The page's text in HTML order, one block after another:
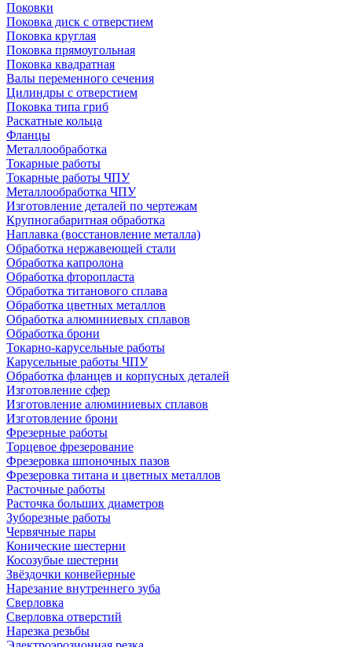
Поковки
Поковка диск с отверстием
Поковка круглая
Поковка прямоугольная
Поковка квадратная
Валы переменного сечения
Цилиндры с отверстием
Поковка типа гриб
Раскатные кольца
Фланцы
Металлообработка
Токарные работы
Токарные работы ЧПУ
Металлообработка ЧПУ
Изготовление деталей по чертежам
Крупногабаритная обработка
Наплавка (восстановление металла)
Обработка нержавеющей стали
Обработка капролона
Обработка фторопласта
Обработка титанового сплава
Обработка цветных металлов
Обработка алюминиевых сплавов
Обработка брони
Токарно-карусельные работы
Карусельные работы ЧПУ
Обработка фланцев и корпусных деталей
Изготовление сфер
Изготовление алюминиевых сплавов
Изготовление брони
Фрезерные работы
Торцевое фрезерование
Фрезеровка шпоночных пазов
Фрезеровка титана и цветных металлов
Расточные работы
Расточка больших диаметров
Зуборезные работы
Червячные пары
Конические шестерни
Косозубые шестерни
Звёздочки конвейерные
Нарезание внутреннего зуба
Сверловка
Сверловка отверстий
Нарезка резьбы